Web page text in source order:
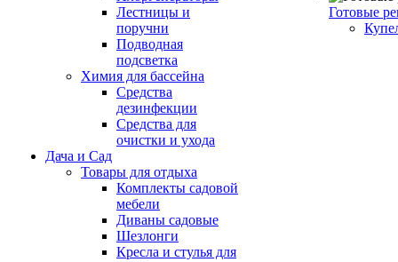
Лестницы и
поручни
Подводная
подсветка
Химия для бассейна
Средства
дезинфекции
Средства для
очистки и ухода
Дача и Сад
Товары для отдыха
Комплекты садовой
мебели
Диваны садовые
Шезлонги
Кресла и стулья для
Готовые